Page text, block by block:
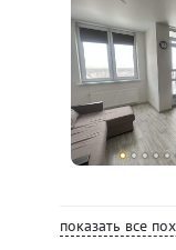
показать все